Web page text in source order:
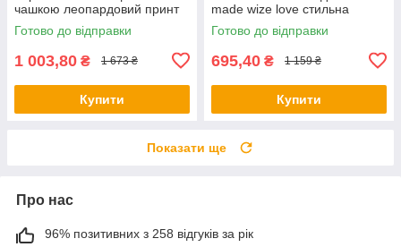
чашкою леопардовий принт
Готово до відправки
1 003,80 ₴ 1 673 ₴
Купити
made wize love стильна
прикраса
Готово до відправки
695,40 ₴ 1 159 ₴
Купити
Показати ще
Про нас
96% позитивних з 258 відгуків за рік